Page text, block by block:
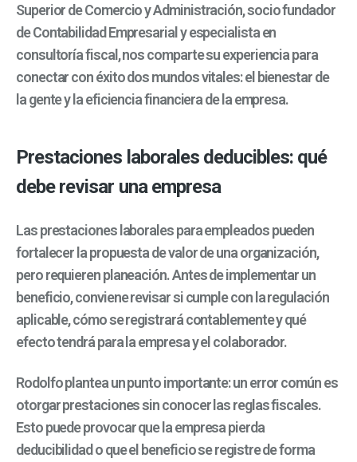
Superior de Comercio y Administración, socio fundador
de Contabilidad Empresarial y especialista en
consultoría fiscal, nos comparte su experiencia para
conectar con éxito dos mundos vitales: el bienestar de
la gente y la eficiencia financiera de la empresa.
Prestaciones laborales deducibles: qué
debe revisar una empresa
Las prestaciones laborales para empleados pueden
fortalecer la propuesta de valor de una organización,
pero requieren planeación. Antes de implementar un
beneficio, conviene revisar si cumple con la regulación
aplicable, cómo se registrará contablemente y qué
efecto tendrá para la empresa y el colaborador.
Rodolfo plantea un punto importante: un error común es
otorgar prestaciones sin conocer las reglas fiscales.
Esto puede provocar que la empresa pierda
deducibilidad o que el beneficio se registre de forma